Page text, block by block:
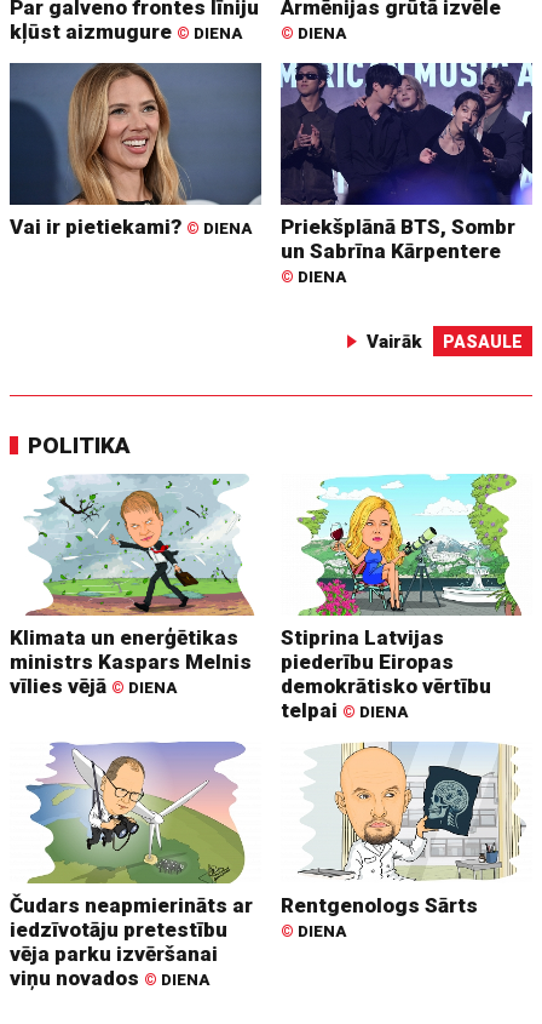
Par galveno frontes līniju
kļūst aizmugure © DIENA
Armēnijas grūtā izvēle
© DIENA
Vai ir pietiekami? © DIENA
Priekšplānā BTS, Sombr
un Sabrīna Kārpentere
© DIENA
Vairāk PASAULE
POLITIKA
Klimata un enerģētikas
ministrs Kaspars Melnis
vīlies vējā © DIENA
Stiprina Latvijas
piederību Eiropas
demokrātisko vērtību
telpai © DIENA
Čudars neapmierināts ar
iedzīvotāju pretestību
vēja parku izvēršanai
viņu novados © DIENA
Rentgenologs Sārts
© DIENA